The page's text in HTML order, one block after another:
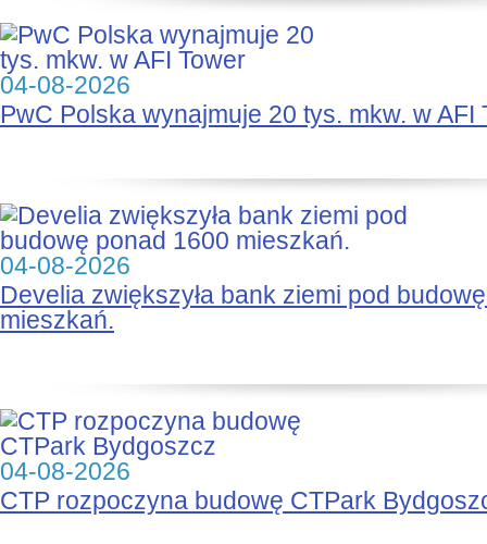
04-08-2026
PwC Polska wynajmuje 20 tys. mkw. w AFI
04-08-2026
Develia zwiększyła bank ziemi pod
mieszkań.
04-08-2026
CTP rozpoczyna budowę CTPark